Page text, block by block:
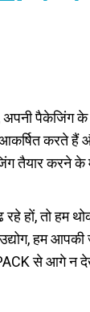
अपनी पैकेजिंग
आकर्षित
तैयार करने
हों, तो हम
उद्योग, हम
से आगे न